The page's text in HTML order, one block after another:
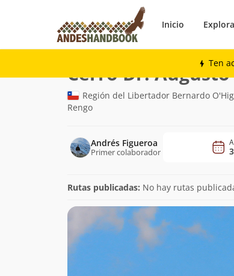
Inicio Explora
Ten
Montaña
Cerro Dr.
Región del Libertador Bernardo
Rengo
Andrés Figueroa
Primer colaborador
Rutas publicadas: No hay rutas